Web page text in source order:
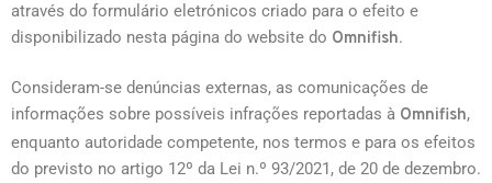
através do formulário eletrónicos criado para o efeito e
disponibilizado nesta página do website do Omnifish.
Consideram-se denúncias externas, as comunicações de
informações sobre possíveis infrações reportadas à Omnifish,
enquanto autoridade competente, nos termos e para os efeitos
do previsto no artigo 12º da Lei n.º 93/2021, de 20 de dezembro.